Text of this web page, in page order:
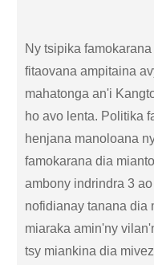
Ny tsipika
fitaovana ampitaina
mahatonga an'i
ho avo lenta. Politika
henjana manoloana
famokarana dia
ambony indrindra 3
nofidianay tanana dia
miaraka amin'ny
tsy miankina dia